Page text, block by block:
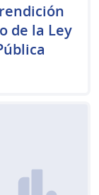
de la Ley